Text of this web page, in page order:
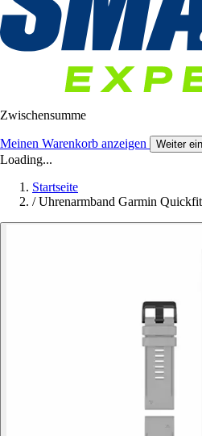
Zwischensumme
Meinen Warenkorb anzeigen Weiter
Loading...
Startseite
/ Uhrenarmband Garmin